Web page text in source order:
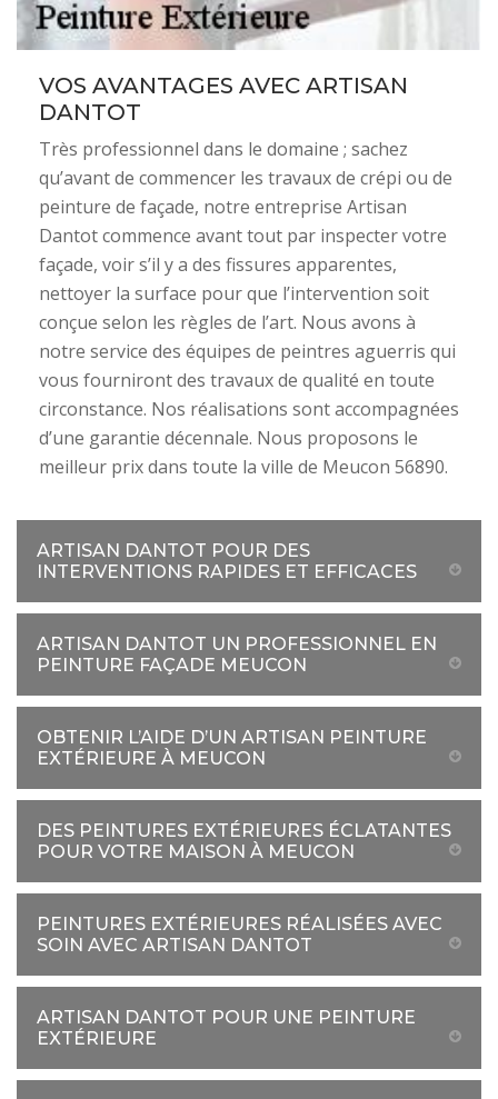
VOS AVANTAGES AVEC ARTISAN
DANTOT
Très professionnel dans le domaine ; sachez
qu’avant de commencer les travaux de crépi ou de
peinture de façade, notre entreprise Artisan
Dantot commence avant tout par inspecter votre
façade, voir s’il y a des fissures apparentes,
nettoyer la surface pour que l’intervention soit
conçue selon les règles de l’art. Nous avons à
notre service des équipes de peintres aguerris qui
vous fourniront des travaux de qualité en toute
circonstance. Nos réalisations sont accompagnées
d’une garantie décennale. Nous proposons le
meilleur prix dans toute la ville de Meucon 56890.
ARTISAN DANTOT POUR DES
INTERVENTIONS RAPIDES ET EFFICACES
ARTISAN DANTOT UN PROFESSIONNEL EN
PEINTURE FAÇADE MEUCON
OBTENIR L’AIDE D’UN ARTISAN PEINTURE
EXTÉRIEURE À MEUCON
DES PEINTURES EXTÉRIEURES ÉCLATANTES
POUR VOTRE MAISON À MEUCON
PEINTURES EXTÉRIEURES RÉALISÉES AVEC
SOIN AVEC ARTISAN DANTOT
ARTISAN DANTOT POUR UNE PEINTURE
EXTÉRIEURE